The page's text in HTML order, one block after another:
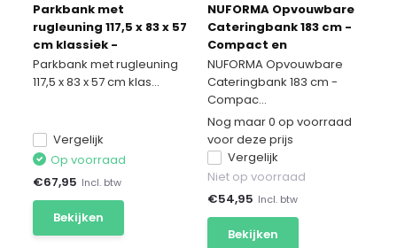
Parkbank met
rugleuning 117,5 x 83 x 57
cm klassiek -
gepoedercoat
Parkbank met rugleuning
117,5 x 83 x 57 cm klas...
Vergelijk
Op voorraad
€67,95 Incl. btw
Bekijken
NUFORMA Opvouwbare
Cateringbank 183 cm -
Compact en
weerbestendig
NUFORMA Opvouwbare
Cateringbank 183 cm -
Compac...
Nog maar 0 op voorraad
voor deze prijs
Vergelijk
Niet op voorraad
€54,95 Incl. btw
Bekijken